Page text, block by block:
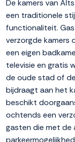
De kamers van
een traditionele
functionaliteit.
verzorgde kamers
een eigen
televisie en gratis
de oude stad of
bijdraagt aan het
beschikt
ochtends een
gasten die met de